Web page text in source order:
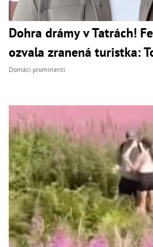
Dohra drámy v Tatrách!
ozvala zranená turistka:
Domáci prominenti